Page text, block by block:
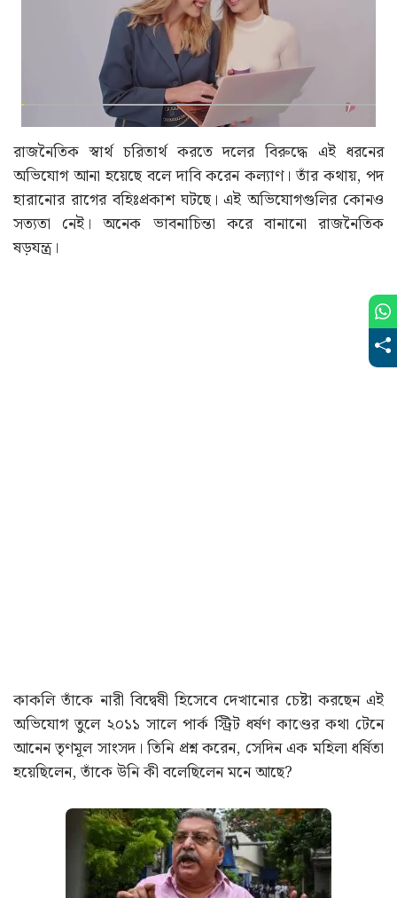
রাজনৈতিক স্বার্থ চরিতার্থ করতে দলের বিরুদ্ধে এই ধরনের
অভিযোগ আনা হয়েছে বলে দাবি করেন কল্যাণ। তাঁর কথায়, পদ
হারানোর রাগের বহিঃপ্রকাশ ঘটছে। এই অভিযোগগুলির কোনও
সত্যতা নেই। অনেক ভাবনাচিন্তা করে বানানো রাজনৈতিক
ষড়যন্ত্র।
কাকলি তাঁকে নারী বিদ্বেষী হিসেবে দেখানোর চেষ্টা করছেন এই
অভিযোগ তুলে ২০১১ সালে পার্ক স্ট্রিট ধর্ষণ কাণ্ডের কথা টেনে
আনেন তৃণমূল সাংসদ। তিনি প্রশ্ন করেন, সেদিন এক মহিলা ধর্ষিতা
হয়েছিলেন, তাঁকে উনি কী বলেছিলেন মনে আছে?